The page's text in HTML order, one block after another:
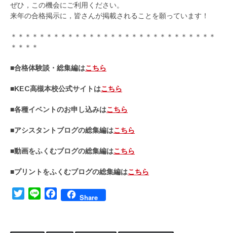
ぜひ，この機会にご利用ください。
来年の合格掲示に，皆さんが掲載されることを願っています！
＊＊＊＊＊＊＊＊＊＊＊＊＊＊＊＊＊＊＊＊＊＊＊＊＊＊＊＊＊
＊＊＊＊
■合格体験談・総集編はこちら
■KEC高槻本校公式サイトはこちら
■各種イベントのお申し込みはこちら
■アシスタントブログの総集編はこちら
■動画をふくむブログの総集編はこちら
■プリントをふくむブログの総集編はこちら
TwitterLine FacebookShare